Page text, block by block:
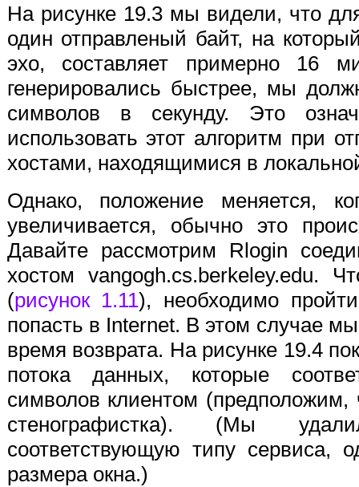
На рисунке 19.3 мы видели, что
один отправленый байт, на
эхо, составляет примерно 16
генерировались быстрее, мы
символов в секунду. Это
использовать этот алгоритм при
хостами, находящимися в
Однако, положение меняется,
увеличивается, обычно это
Давайте рассмотрим Rlogin
хостом vangogh.cs.berkeley.edu.
(рисунок 1.11), необходимо
попасть в Internet. В этом случае
время возврата. На рисунке 19.4
потока данных, которые
символов клиентом (предположим,
стенографистка). (Мы
соответствующую типу сервиса,
размера окна.)